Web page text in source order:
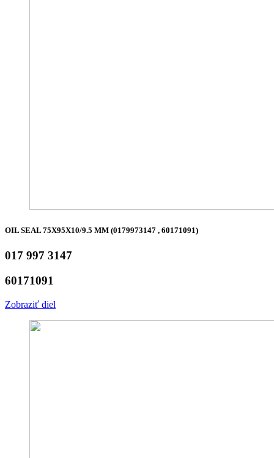
OIL SEAL 75X95X10/9.5 MM (0179973147 , 60171091)
017 997 3147
60171091
Zobraziť diel